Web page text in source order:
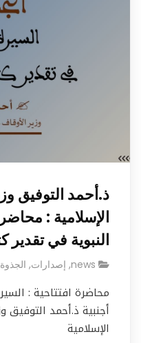
ذ.أحمد التوفيق
الإسلامية :
النبوية في تقدير
news
, إصدارات, الجذوة
محاضرة افتتاحية :
أجنبية ذ.أحمد التوفيق
الإسلامية